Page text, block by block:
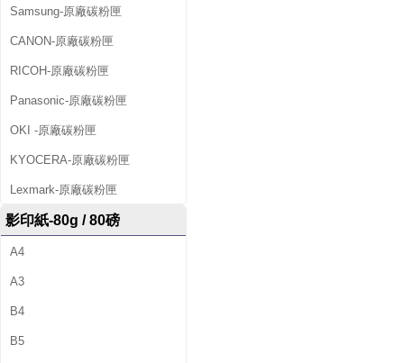
Samsung-原廠碳粉匣
CANON-原廠碳粉匣
RICOH-原廠碳粉匣
Panasonic-原廠碳粉匣
OKI -原廠碳粉匣
KYOCERA-原廠碳粉匣
Lexmark-原廠碳粉匣
影印紙-80g / 80磅
A4
A3
B4
B5